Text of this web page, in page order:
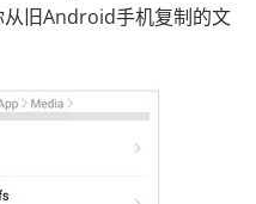
从旧Android手机复制的文